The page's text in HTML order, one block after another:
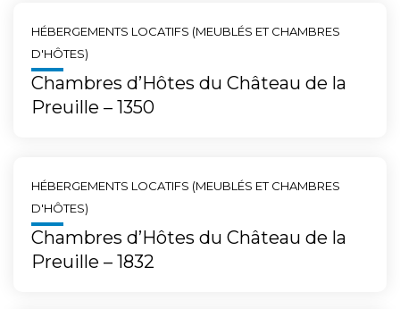
HÉBERGEMENTS LOCATIFS (MEUBLÉS ET CHAMBRES
D'HÔTES)
Chambres d’Hôtes du Château de la
Preuille – 1350
HÉBERGEMENTS LOCATIFS (MEUBLÉS ET CHAMBRES
D'HÔTES)
Chambres d’Hôtes du Château de la
Preuille – 1832